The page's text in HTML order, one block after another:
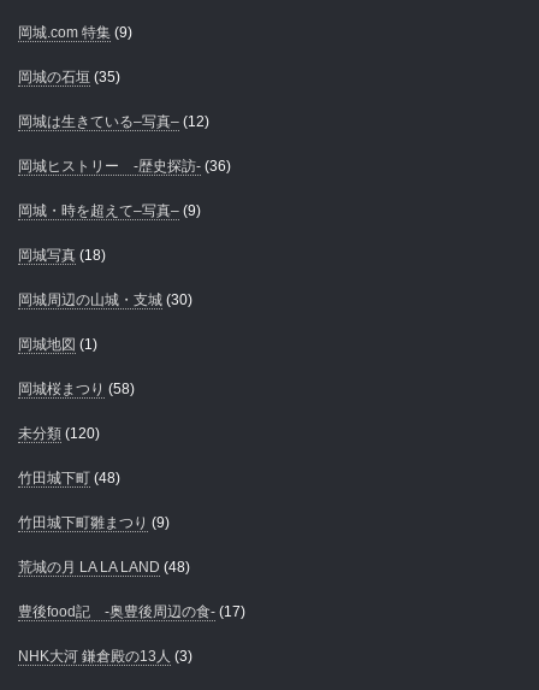
岡城.com 特集 (9)
岡城の石垣 (35)
岡城は生きている–写真– (12)
岡城ヒストリー -歴史探訪- (36)
岡城・時を超えて–写真– (9)
岡城写真 (18)
岡城周辺の山城・支城 (30)
岡城地図 (1)
岡城桜まつり (58)
未分類 (120)
竹田城下町 (48)
竹田城下町雛まつり (9)
荒城の月 LA LA LAND (48)
豊後food記 -奥豊後周辺の食- (17)
NHK大河 鎌倉殿の13人 (3)